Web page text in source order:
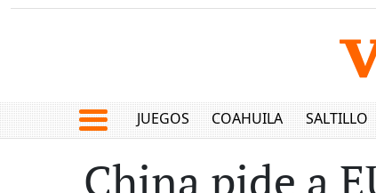
JUEGOS COAHUILA SALTILLO